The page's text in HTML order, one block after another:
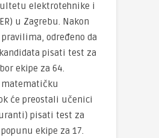
elektrotehnike i
u Zagrebu. Nakon
određeno da
pisati test za
ekipe za 64.
će preostali učenici
pisati test za
ekipe za 17.